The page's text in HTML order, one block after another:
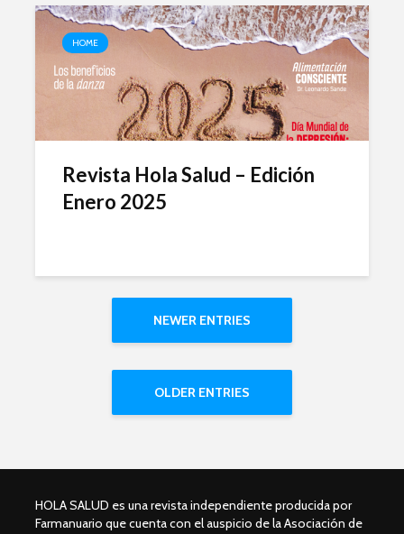
HOME
Revista Hola Salud – Edición
Enero 2025
NEWER ENTRIES
OLDER ENTRIES
HOLA SALUD es una revista independiente producida por
Farmanuario que cuenta con el auspicio de la Asociación de